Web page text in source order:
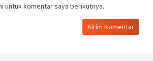
untuk komentar saya berikutnya.